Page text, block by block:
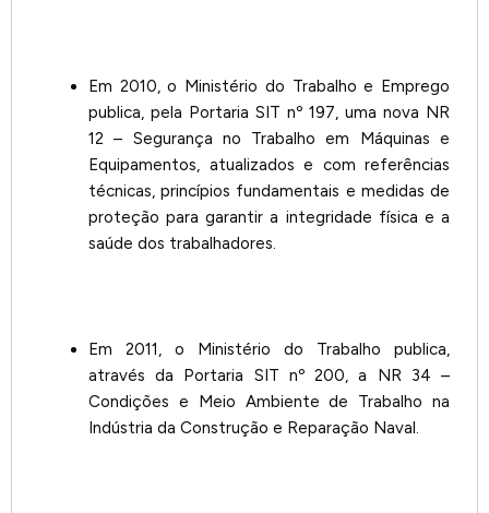
Em 2010, o Ministério do Trabalho e Emprego
publica, pela Portaria SIT nº 197, uma nova NR
12 – Segurança no Trabalho em Máquinas e
Equipamentos, atualizados e com referências
técnicas, princípios fundamentais e medidas de
proteção para garantir a integridade física e a
saúde dos trabalhadores.
Em 2011, o Ministério do Trabalho publica,
através da Portaria SIT nº 200, a NR 34 –
Condições e Meio Ambiente de Trabalho na
Indústria da Construção e Reparação Naval.